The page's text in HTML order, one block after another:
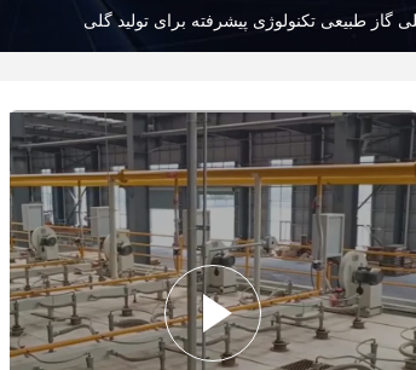
طبیعی تکنولوژی پیشرفته برای تولید گلی